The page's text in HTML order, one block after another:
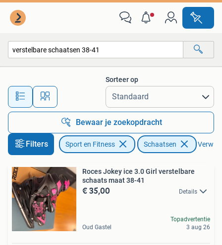
Alle afstanden…
Sorteer op
Bewaar je zoekopdracht
Filters Sport en Fitness Schaatsen
Roces Jokey ice 3.0 Girl verstelbare
schaats maat 38-41
€ 35,00 Details
Oud Gastel
Topadvertentie
3 aug 26